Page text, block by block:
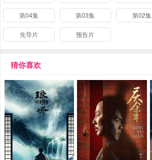
第04集 第03集 第02集
先导片 预告片
猜你喜欢